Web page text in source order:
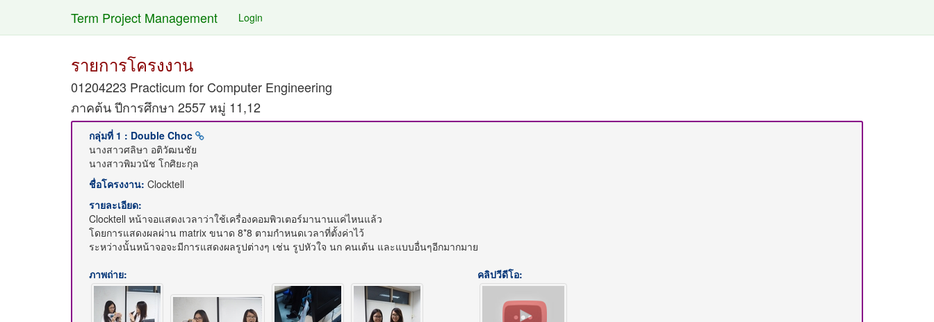
Term Project Management Login
รายการโครงงาน
01204223 Practicum for Computer Engineering
ภาคต้น ปีการศึกษา 2557 หมู่ 11,12
กลุ่มที่ 1 : Double Choc
นางสาวศลิษา อติวัฒนชัย
นางสาวพิมวนัช โกศิยะกุล
ชื่อโครงงาน: Clocktell
รายละเอียด:
Clocktell หน้าจอแสดงเวลาว่าใช้เครื่องคอมพิวเตอร์มานานแค่ไหนแล้ว
โดยการแสดงผลผ่าน matrix ขนาด 8*8 ตามกำหนดเวลาที่ตั้งค่าไว้
ระหว่างนั้นหน้าจอจะมีการแสดงผลรูปต่างๆ เช่น รูปหัวใจ นก คนเต้น และแบบอื่นๆอีกมากมาย
ภาพถ่าย:
คลิปวีดีโอ: